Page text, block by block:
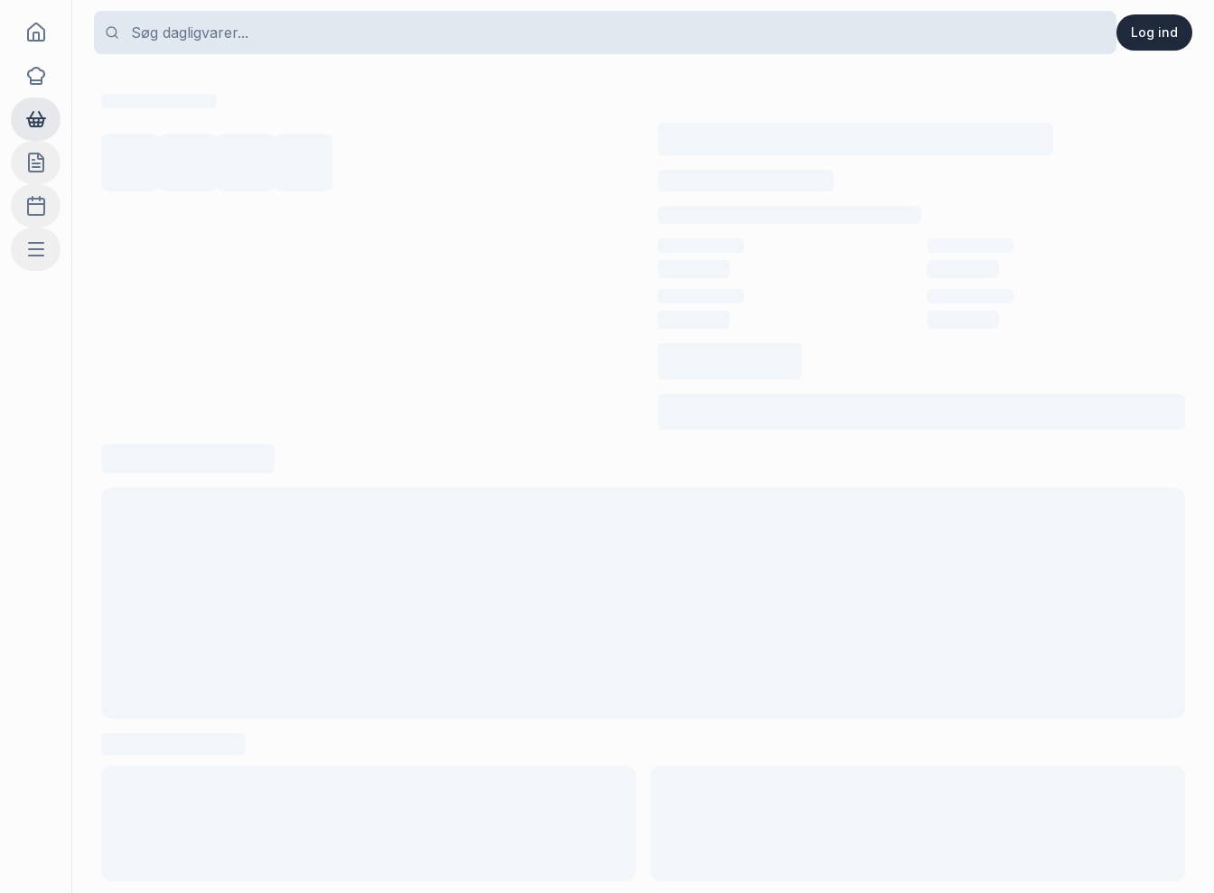
Log ind
Goma
Opskrifter
Dagligvarer
Indkøbslisten
Madplan
Mere